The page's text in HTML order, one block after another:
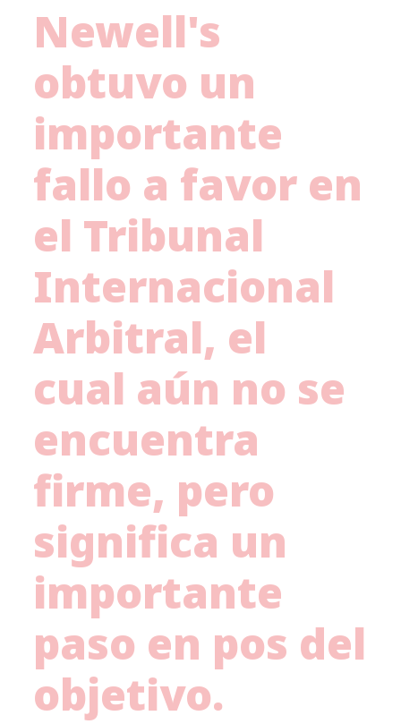
Newell's
obtuvo un
importante
fallo a favor en
el Tribunal
Internacional
Arbitral, el
cual aún no se
encuentra
firme, pero
significa un
importante
paso en pos del
objetivo.